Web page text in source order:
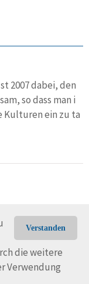
Verstanden
die weitere
Verwendung
2007 dabei, den
so dass man i
Kulturen ein zu ta